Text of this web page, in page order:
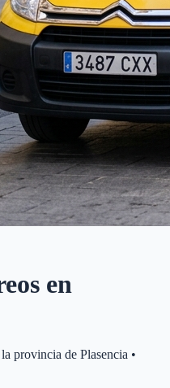
en
provincia de Plasencia •